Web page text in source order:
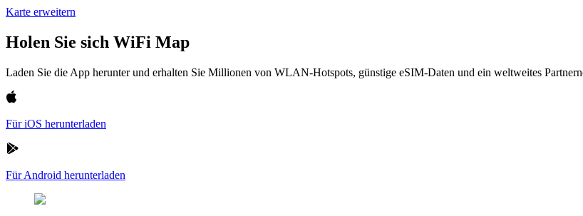
Karte erweitern
Holen Sie sich WiFi Map
Laden Sie die App herunter und erhalten Sie Millionen von WLAN-Hotspots, günstige eSIM-Daten und ein weltweites
Für iOS herunterladen
Für Android herunterladen